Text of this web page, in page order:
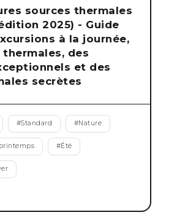
sources thermales
2025) - Guide
à la journée,
des
et des
secrètes
#Standard #Nature
#Été